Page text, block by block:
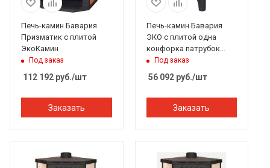
Печь-камин Бавария
Призматик с плитой
ЭкоКамин
Под заказ
112 192 руб./шт
Заказать
Печь-камин Бавария
ЭКО с плитой одна
конфорка патрубок
ф120мм ЭкоКамин
Под заказ
56 092руб./шт
Заказать